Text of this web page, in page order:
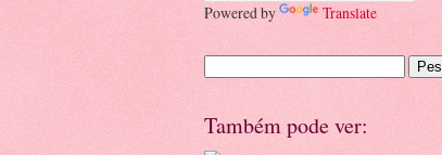
Powered by Translate
Também pode ver: